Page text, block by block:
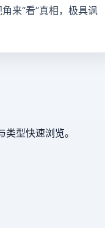
来“看”真相，极具讽
型快速浏览。